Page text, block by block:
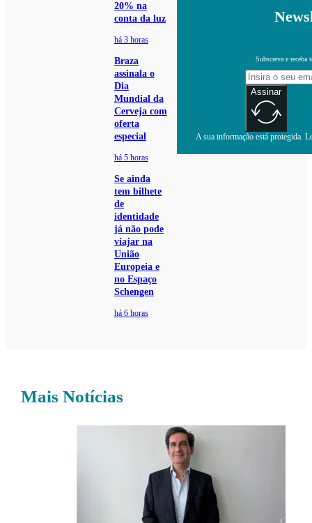
20% na
conta da luz
há 3 horas
Braza
assinala o
Dia
Mundial da
Cerveja com
oferta
especial
há 5 horas
Se ainda
tem bilhete
de
identidade
já não pode
viajar na
União
Europeia e
no Espaço
Schengen
há 6 horas
Subscreva e receba
Assinar
A sua informação está protegida.
Mais Notícias